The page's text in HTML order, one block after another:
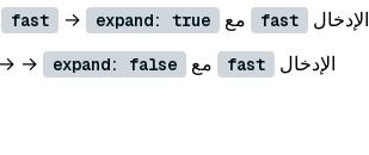
الإدخال fast مع expand: true
→
fast
الإدخال
fast مع expand: false
→